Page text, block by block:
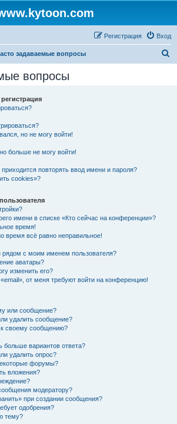
Вход
Регистрация
задаваемые вопросы
вопросы
но не могу войти!
больше не могу войти!
повторять ввод имени и пароля?
cookies»?
имени в списке «Кто сейчас на конференции»?
время!
время всё равно неправильное!
рядом с моим именем пользователя?
аватары?
изменить его?
от меня требуют войти на конференцию!
или сообщение?
удалить сообщение?
к своему сообщению?
больше вариантов ответа?
удалить опрос?
форумы?
вложения?
модератору?
при создании сообщения?
одобрения?
тему?